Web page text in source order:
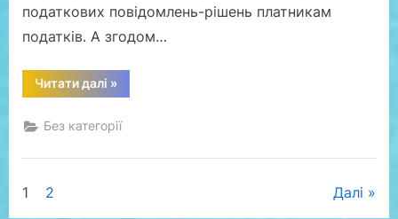
податкових повідомлень-рішень платникам
податків. А згодом…
Читати далі “Оновлений
Порядок
контролюючими
органами
діятиме
»
Без категорії
Пагінація
1 2 Далі